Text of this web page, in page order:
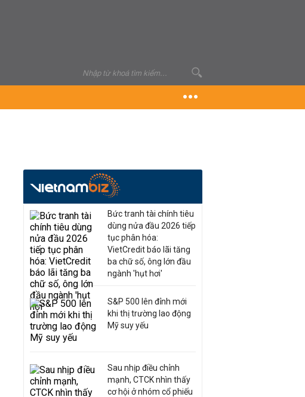
Bức tranh tài chính tiêu
dùng nửa đầu 2026 tiếp
tục phân hóa:
VietCredit báo lãi tăng
ba chữ số, ông lớn đầu
ngành 'hụt hơi'
S&P 500 lên đỉnh mới
khi thị trường lao động
Mỹ suy yếu
Sau nhịp điều chỉnh
mạnh, CTCK nhìn thấy
cơ hội ở nhóm cổ phiếu